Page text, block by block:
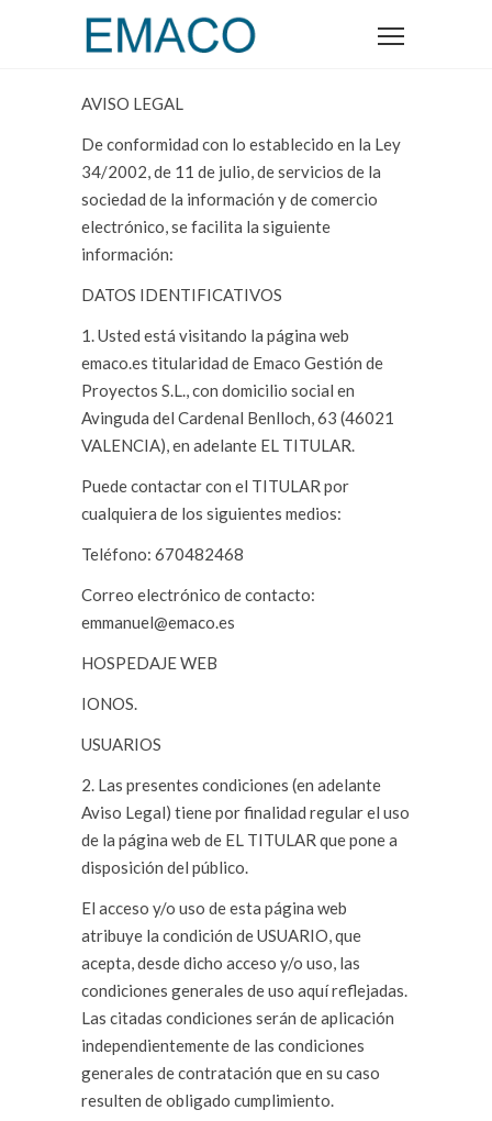
AVISO LEGAL
De conformidad con lo establecido en la Ley
34/2002, de 11 de julio, de servicios de la
sociedad de la información y de comercio
electrónico, se facilita la siguiente
información:
DATOS IDENTIFICATIVOS
1. Usted está visitando la página web
emaco.es titularidad de Emaco Gestión de
Proyectos S.L., con domicilio social en
Avinguda del Cardenal Benlloch, 63 (46021
VALENCIA), en adelante EL TITULAR.
Puede contactar con el TITULAR por
cualquiera de los siguientes medios:
Teléfono: 670482468
Correo electrónico de contacto:
emmanuel@emaco.es
HOSPEDAJE WEB
IONOS.
USUARIOS
2. Las presentes condiciones (en adelante
Aviso Legal) tiene por finalidad regular el uso
de la página web de EL TITULAR que pone a
disposición del público.
El acceso y/o uso de esta página web
atribuye la condición de USUARIO, que
acepta, desde dicho acceso y/o uso, las
condiciones generales de uso aquí reflejadas.
Las citadas condiciones serán de aplicación
independientemente de las condiciones
generales de contratación que en su caso
resulten de obligado cumplimiento.